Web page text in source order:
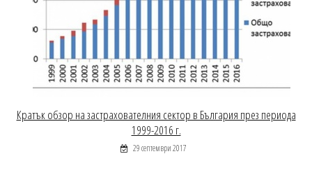
Кратък обзор на застрахователния сектор в България през периода
1999-2016 г.
29 септември 2017